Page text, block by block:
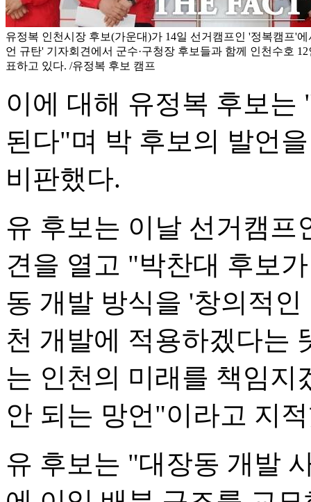
유정복 인천시장 후보(가운대)가 14일 선거캠프인 '정복캠프'
언 규탄' 기자회견에서 군수·구청장 후보들과 함께 인천수호
표하고 있다. /유정복 후보 캠프
이에 대해 유정복 후보
된다"며 박 후보의 발언
비판했다.
유 후보는 이날 선거캠프
견을 열고 "박찬대 후보
동 개발 방식을 '창의적
천 개발에 적용하겠다는
는 인천의 미래를 책임지
안 되는 망언"이라고 지
유 후보는 "대장동 개발